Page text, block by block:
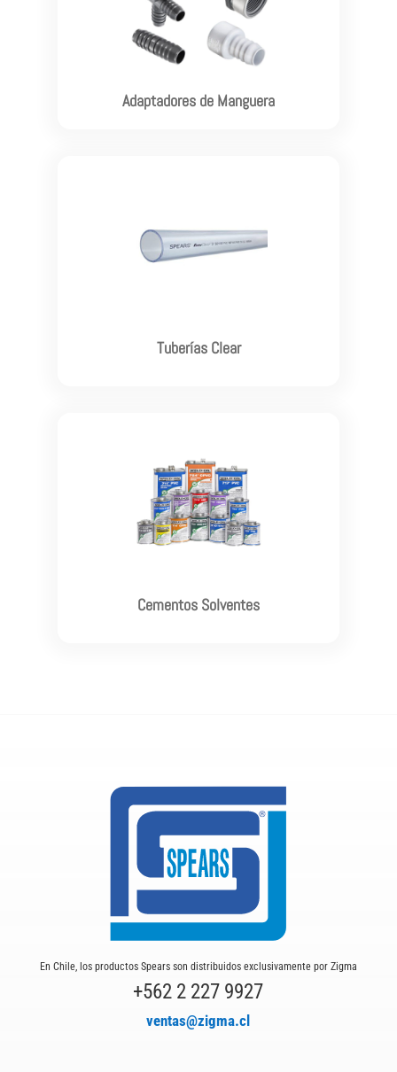
Adaptadores de Manguera

Tuberías Clear
Ver más
Cementos Solventes

Ver más
En Chile, los productos Spears son distribuidos exclusivamente por Zigma
+562 2 227 9927
ventas@zigma.cl